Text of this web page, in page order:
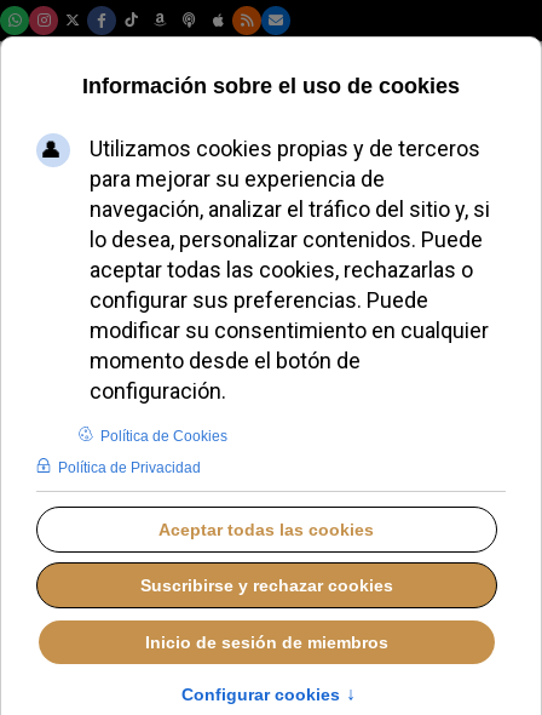
El consistorio
aborda la guerra, la
familia y la FSSPX
ante un mundo en
crisis
MARTES, 30 JUNIO 2026 17:20